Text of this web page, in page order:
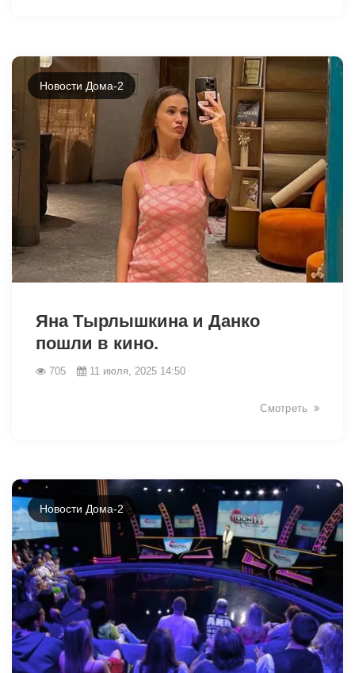
Новости Дома-2
Яна Тырлышкина и Данко
пошли в кино.
705 11 июля, 2025 14:50
Смотреть
Новости Дома-2